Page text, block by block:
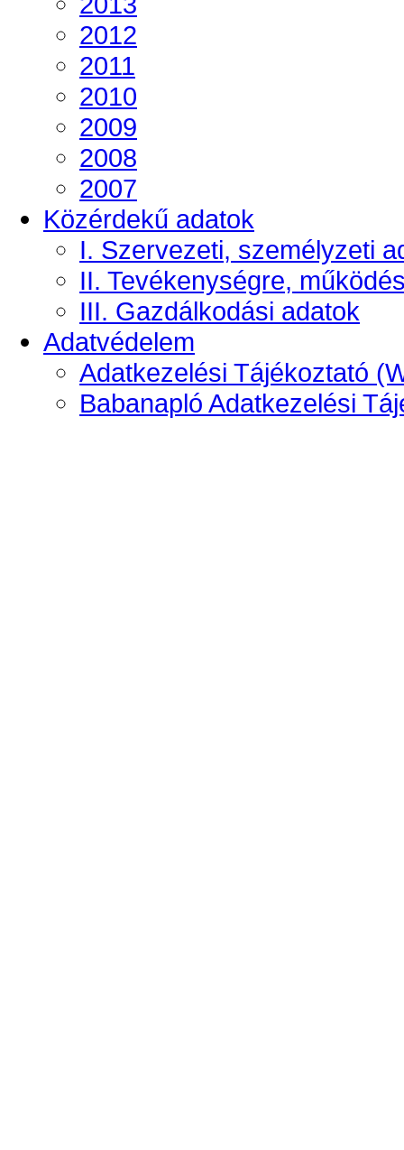
2012
2011
2010
2009
2008
2007
Közérdekű adatok
I. Szervezeti, személyzeti
II. Tevékenységre,
III. Gazdálkodási adatok
Adatvédelem
Adatkezelési Tájékoztató
Babanapló Adatkezelési